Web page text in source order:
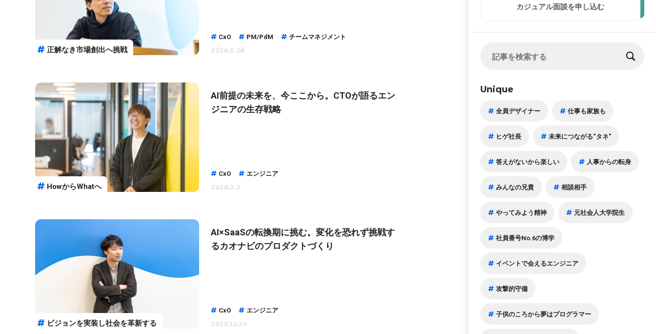
正解なき市場創出へ挑戦
CxO PM/PdM
チームマネジメント
2026.5.28
HowからWhatへ
AI前提の未来を、今ここから。CTOが語るエン
ジニアの生存戦略
CxO
エンジニア
2026.3.3
ビジョンを実装し社会を革新する
AI×SaaSの転換期に挑む。変化を恐れず挑戦す
るカオナビのプロダクトづくり
CxO
エンジニア
2025.12.24
カジュアル面談を申し込む
Unique
全員デザイナー 仕事も家族も
ヒゲ社長 未来につながる“タネ”
答えがないから楽しい 人事からの転身
みんなの兄貴 相談相手
やってみよう精神 元社会人大学院生
社員番号No.6の博学
イベントで会えるエンジニア
攻撃的守備
子供のころから夢はプログラマー